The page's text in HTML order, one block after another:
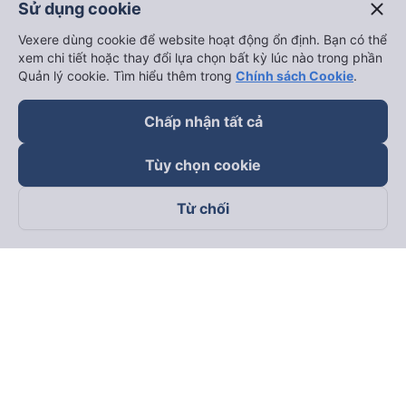
Theo dõi chúng tôi trên
Sử dụng cookie close
Vexere dùng cookie để website hoạt động ổn định. Bạn có thể
xem chi tiết hoặc thay đổi lựa chọn bất kỳ lúc nào trong phần
Quản lý cookie. Tìm hiểu thêm trong Chính sách Cookie.
Chấp nhận tất cả
Tùy chọn cookie
Từ chối